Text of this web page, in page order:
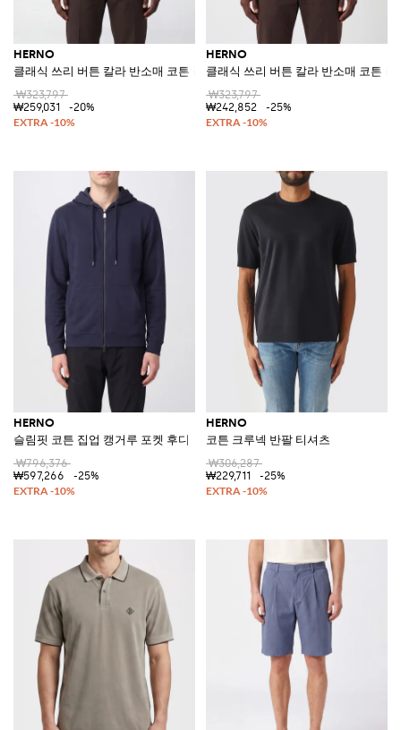
HERNO
클래식 쓰리 버튼 칼라 반소매 코튼 폴로 셔츠
₩323,797
₩259,031
-20%
HERNO
클래식 쓰리 버튼 칼라 반소매 코튼 폴
₩323,797
₩242,852
-25%
HERNO
슬림핏 코튼 집업 캥거루 포켓 후디
₩796,376
₩597,266
-25%
HERNO
코튼 크루넥 반팔 티셔츠
₩306,287
₩229,711
-25%